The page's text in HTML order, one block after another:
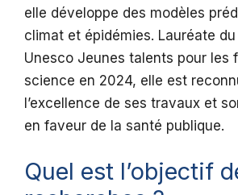
elle développe des modèles
climat et épidémies. Lauréate du
Unesco Jeunes talents pour les
science en 2024, elle est
l’excellence de ses travaux et
en faveur de la santé publique.
Quel est l’objectif